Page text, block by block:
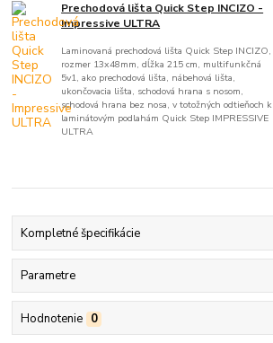
Prechodová lišta Quick Step INCIZO -
Impressive ULTRA
Laminovaná prechodová lišta Quick Step INCIZO,
rozmer 13x48mm, dĺžka 215 cm, multifunkčná
5v1, ako prechodová lišta, nábehová lišta,
ukončovacia lišta, schodová hrana s nosom,
schodová hrana bez nosa, v totožných odtieňoch k
laminátovým podlahám Quick Step IMPRESSIVE
ULTRA
Kompletné špecifikácie
Parametre
Hodnotenie 0